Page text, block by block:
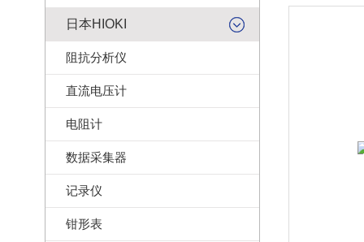
日本HIOKI
阻抗分析仪
直流电压计
电阻计
数据采集器
记录仪
钳形表